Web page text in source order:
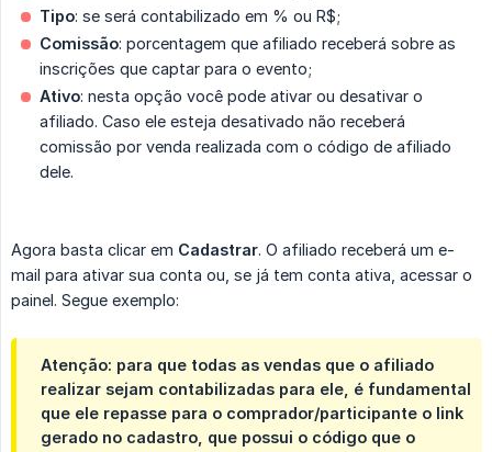
Tipo: se será contabilizado em % ou R$;
Comissão: porcentagem que afiliado receberá sobre as
inscrições que captar para o evento;
Ativo: nesta opção você pode ativar ou desativar o
afiliado. Caso ele esteja desativado não receberá
comissão por venda realizada com o código de afiliado
dele.
Agora basta clicar em Cadastrar. O afiliado receberá um e-
mail para ativar sua conta ou, se já tem conta ativa, acessar o
painel. Segue exemplo:
Atenção: para que todas as vendas que o afiliado
realizar sejam contabilizadas para ele, é fundamental
que ele repasse para o comprador/participante o link
gerado no cadastro, que possui o código que o